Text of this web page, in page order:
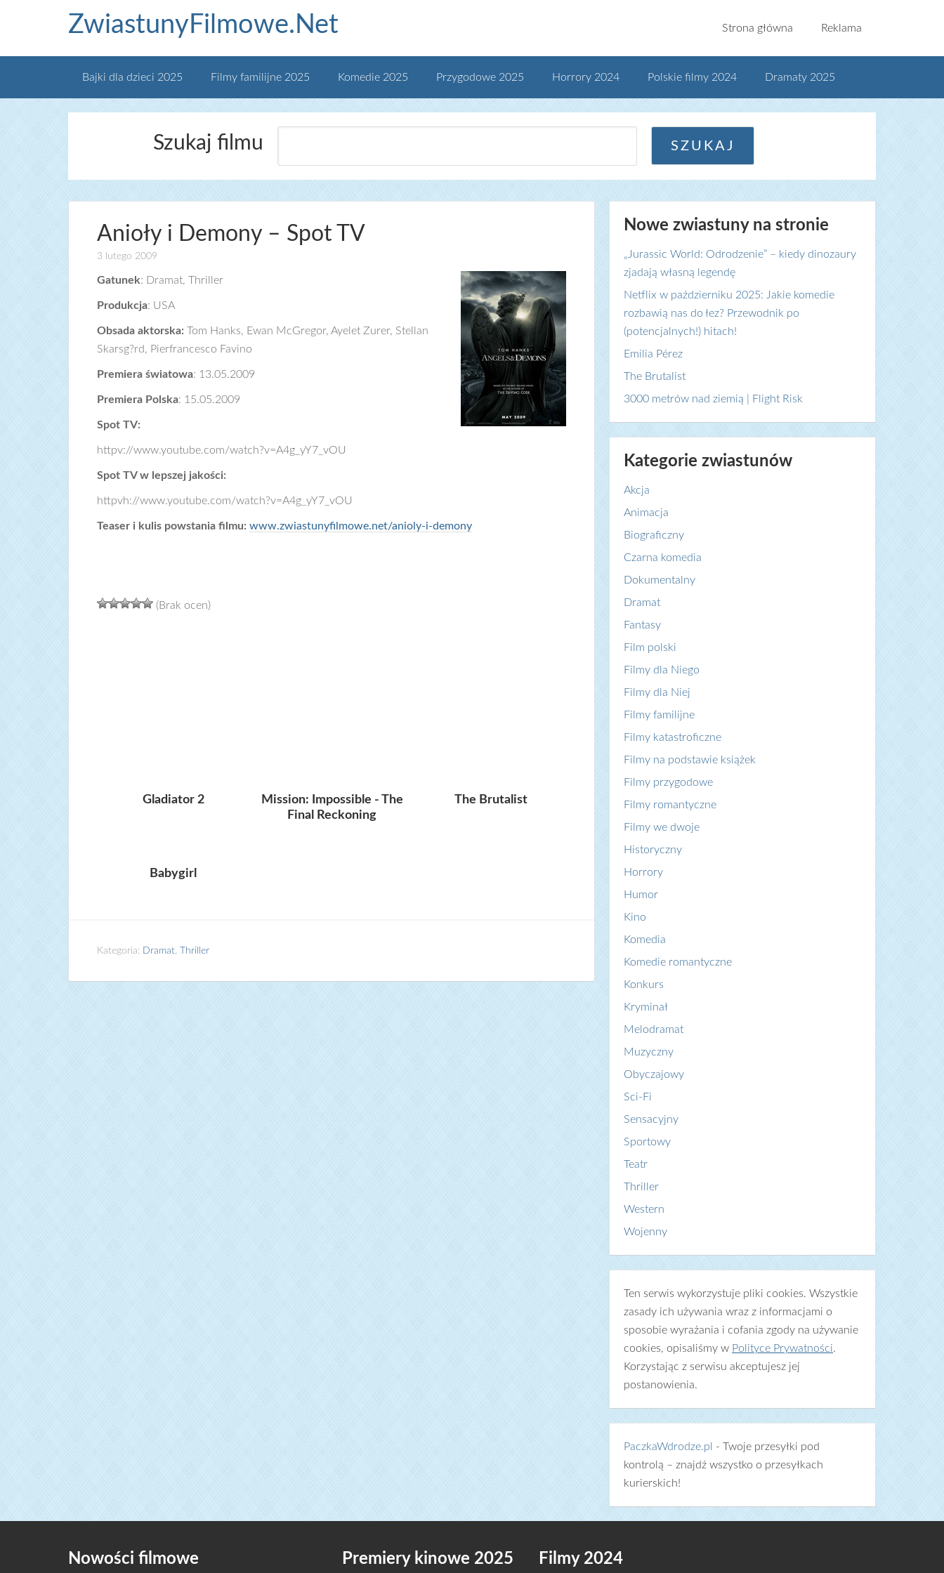
ZwiastunyFilmowe.Net Strona główna Reklama
Bajki dla dzieci 2025 Filmy familijne 2025 Komedie 2025 Przygodowe 2025 Horrory 2024 Polskie filmy 2024 Dramaty 2025
Szukaj filmu
Anioły i Demony – Spot TV
3 lutego 2009
Gatunek: Dramat, Thriller
Produkcja: USA
Obsada aktorska: Tom Hanks, Ewan McGregor, Ayelet Zurer, Stellan
Skarsg?rd, Pierfrancesco Favino
Premiera światowa: 13.05.2009
Premiera Polska: 15.05.2009
Spot TV:
httpv://www.youtube.com/watch?v=A4g_yY7_vOU
Spot TV w lepszej jakości:
httpvh://www.youtube.com/watch?v=A4g_yY7_vOU
Teaser i kulis powstania filmu: www.zwiastunyfilmowe.net/anioly-i-demony
(Brak ocen)
Gladiator 2
Mission: Impossible - The
Final Reckoning
The Brutalist
Babygirl
Kategoria: Dramat, Thriller
Nowe zwiastuny na stronie
„Jurassic World: Odrodzenie” – kiedy dinozaury
zjadają własną legendę
Netflix w październiku 2025: Jakie komedie
rozbawią nas do łez? Przewodnik po
(potencjalnych!) hitach!
Emilia Pérez
The Brutalist
3000 metrów nad ziemią | Flight Risk
Kategorie zwiastunów
Akcja
Animacja
Biograficzny
Czarna komedia
Dokumentalny
Dramat
Fantasy
Film polski
Filmy dla Niego
Filmy dla Niej
Filmy familijne
Filmy katastroficzne
Filmy na podstawie książek
Filmy przygodowe
Filmy romantyczne
Filmy we dwoje
Historyczny
Horrory
Humor
Kino
Komedia
Komedie romantyczne
Konkurs
Kryminał
Melodramat
Muzyczny
Obyczajowy
Sci-Fi
Sensacyjny
Sportowy
Teatr
Thriller
Western
Wojenny
Ten serwis wykorzystuje pliki cookies. Wszystkie
zasady ich używania wraz z informacjami o
sposobie wyrażania i cofania zgody na używanie
cookies, opisaliśmy w Polityce Prywatności.
Korzystając z serwisu akceptujesz jej
postanowienia.
PaczkaWdrodze.pl
- Twoje przesyłki pod
kontrolą – znajdź wszystko o przesyłkach
kurierskich!
Nowości filmowe Premiery kinowe 2025 Filmy 2024